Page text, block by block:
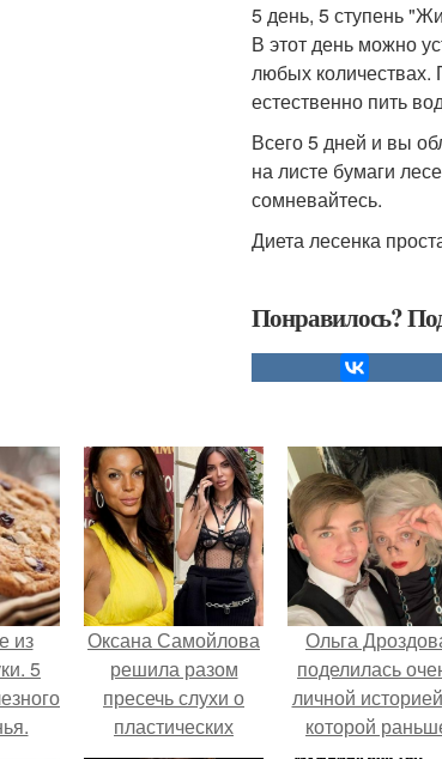
5 день, 5 ступень
В этот день можно
любых
естественно пить
Всего 5 дней и вы
на листе бумаги
сомневайтесь.
Диета лесенка
Понравилось?
из
5
Оксана Самойлова
решила разом
пресечь слухи о
пластических
Ольга
поделилась
личной
которой